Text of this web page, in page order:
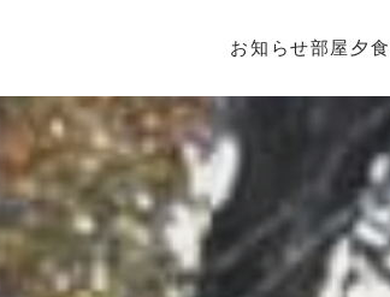
お知らせ部屋 夕食